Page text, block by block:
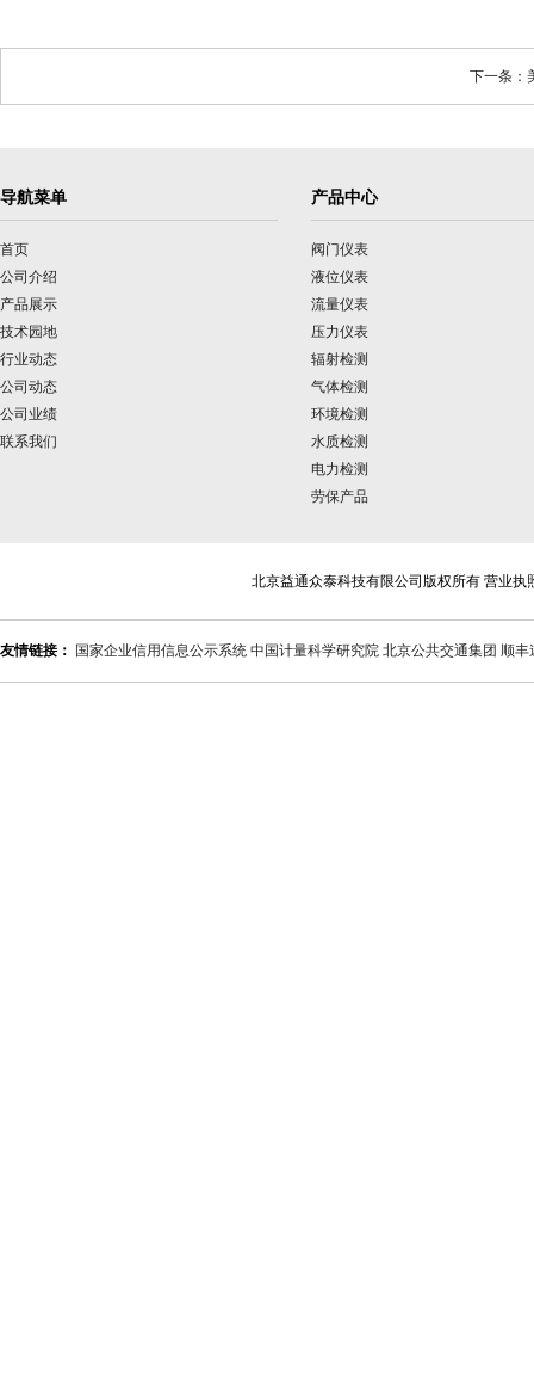
下一条：
导航菜单
首页
公司介绍
产品展示
技术园地
行业动态
公司动态
公司业绩
联系我们
产品中心
阀门仪表
液位仪表
流量仪表
压力仪表
辐射检测
气体检测
环境检测
水质检测
电力检测
劳保产品
北京益通众泰科技有限公司版权所有 营业执
友情链接： 国家企业信用信息公示系统 中国计量科学研究院 北京公共交通集团 顺丰